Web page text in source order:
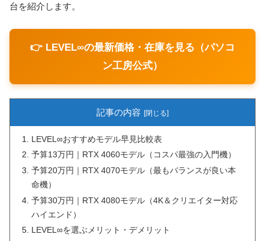
台を紹介します。
👉 LEVEL∞の最新価格・在庫を見る（パソコ
ン工房公式）
記事の内容
LEVEL∞おすすめモデル早見比較表
予算13万円｜RTX 4060モデル（コスパ最強の入門機）
予算20万円｜RTX 4070モデル（最もバランスが良い本
命機）
予算30万円｜RTX 4080モデル（4K＆クリエイター対応
ハイエンド）
LEVEL∞を選ぶメリット・デメリット